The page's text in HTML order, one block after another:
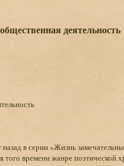
деятельность
в серии «Жизнь
времени жанре поэтической